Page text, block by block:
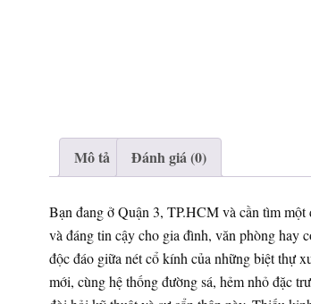
Mô tả Đánh giá (0)
Bạn đang ở Quận 3, TP.HCM và cần tìm một
và đáng tin cậy cho gia đình, văn phòng hay
độc đáo giữa nét cổ kính của những biệt thự
mới, cùng hệ thống đường sá, hẻm nhỏ đặc